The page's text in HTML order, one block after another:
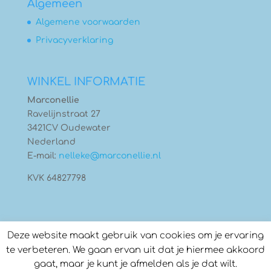
Algemeen
Algemene voorwaarden
Privacyverklaring
WINKEL INFORMATIE
Marconellie
Ravelijnstraat 27
3421CV Oudewater
Nederland
E-mail: nelleke@marconellie.nl
KVK 64827798
Deze website maakt gebruik van cookies om je ervaring
te verbeteren. We gaan ervan uit dat je hiermee akkoord
gaat, maar je kunt je afmelden als je dat wilt.